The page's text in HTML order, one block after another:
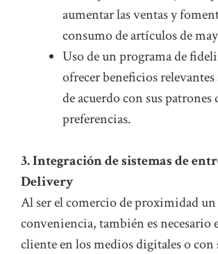
aumentar las ventas y
consumo de artículos de
Uso de un programa de
ofrecer beneficios relevantes
de acuerdo con sus patrones
preferencias.
3. Integración de sistemas de
Delivery
Al ser el comercio de proximidad
conveniencia, también es necesario
cliente en los medios digitales o con